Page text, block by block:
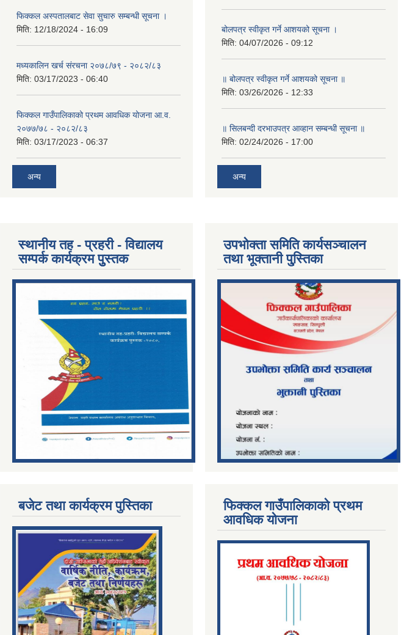
फिक्कल अस्पतालबाट सेवा सुचारु सम्बन्धी सूचना ।
मिति: 12/18/2024 - 16:09
मध्यकालिन खर्च संरचना २०७८/७९ - २०८२/८३
मिति: 03/17/2023 - 06:40
फिक्कल गाउँपालिकाको प्रथम आवधिक योजना आ.व.
२०७७/७८ - २०८२/८३
मिति: 03/17/2023 - 06:37
अन्य
बोलपत्र स्वीकृत गर्ने आशयको सूचना ।
मिति: 04/07/2026 - 09:12
॥ बोलपत्र स्वीकृत गर्ने आशयको सूचना ॥
मिति: 03/26/2026 - 12:33
॥ सिलबन्दी दरभाउपत्र आव्हान सम्बन्धी सूचना ॥
मिति: 02/24/2026 - 17:00
अन्य
स्थानीय तह - प्रहरी - विद्यालय
सम्पर्क कार्यक्रम पुुस्तक
बजेट तथा कार्यक्रम पुस्तिका
उपभोक्ता समिति कार्यसञ्चालन
तथा भूक्तानी पु्स्तिका
फिक्कल गाउँपालिकाको प्रथम
आवधिक योजना